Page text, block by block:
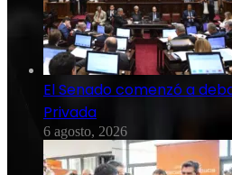
El Senado comenzó a
Privada
6 agosto, 2026